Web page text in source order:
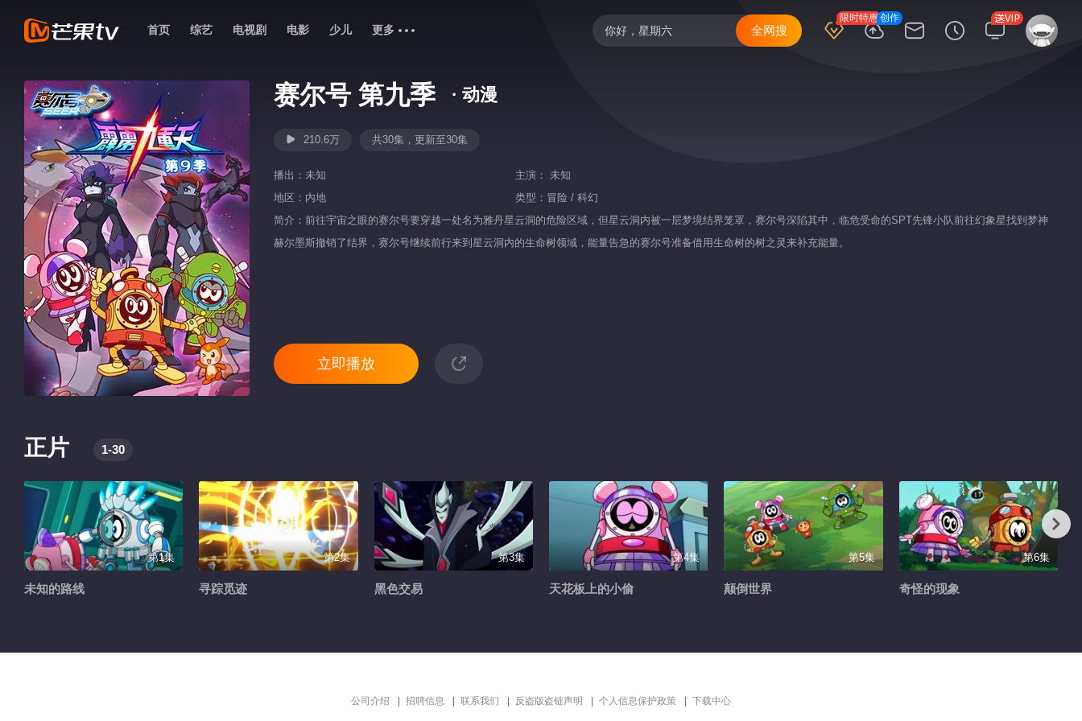
限时特惠创作
你好，星期六
中餐厅·南洋拾光季
全网搜
首页 综艺 电视剧 电影 少儿 更多
赛尔号 第九季 · 动漫
210.6万 共30集，更新至30集
播出： 未知 主演： 未知
地区： 内地 类型： 冒险 / 科幻
简介：前往宇宙之眼的赛尔号要穿越一处名为雅丹星云洞的危险区域，但星云洞内被一层梦境结界笼罩，赛尔号深陷其中，临危受命的SPT先锋小队前往幻象星找到梦神
赫尔墨斯撤销了结界，赛尔号继续前行来到星云洞内的生命树领域，能量告急的赛尔号准备借用生命树的树之灵来补充能量。
立即播放
正片 1-30
第1集
未知的路线
第2集
寻踪觅迹
第3集
黑色交易
第4集
天花板上的小偷
第5集
颠倒世界
第6集
奇怪的现象
公司介绍 招聘信息 联系我们 反盗版盗链声明 个人信息保护政策 下载中心